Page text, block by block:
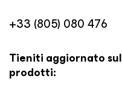
+33 (805) 080 476
Tieniti aggiornato
prodotti: